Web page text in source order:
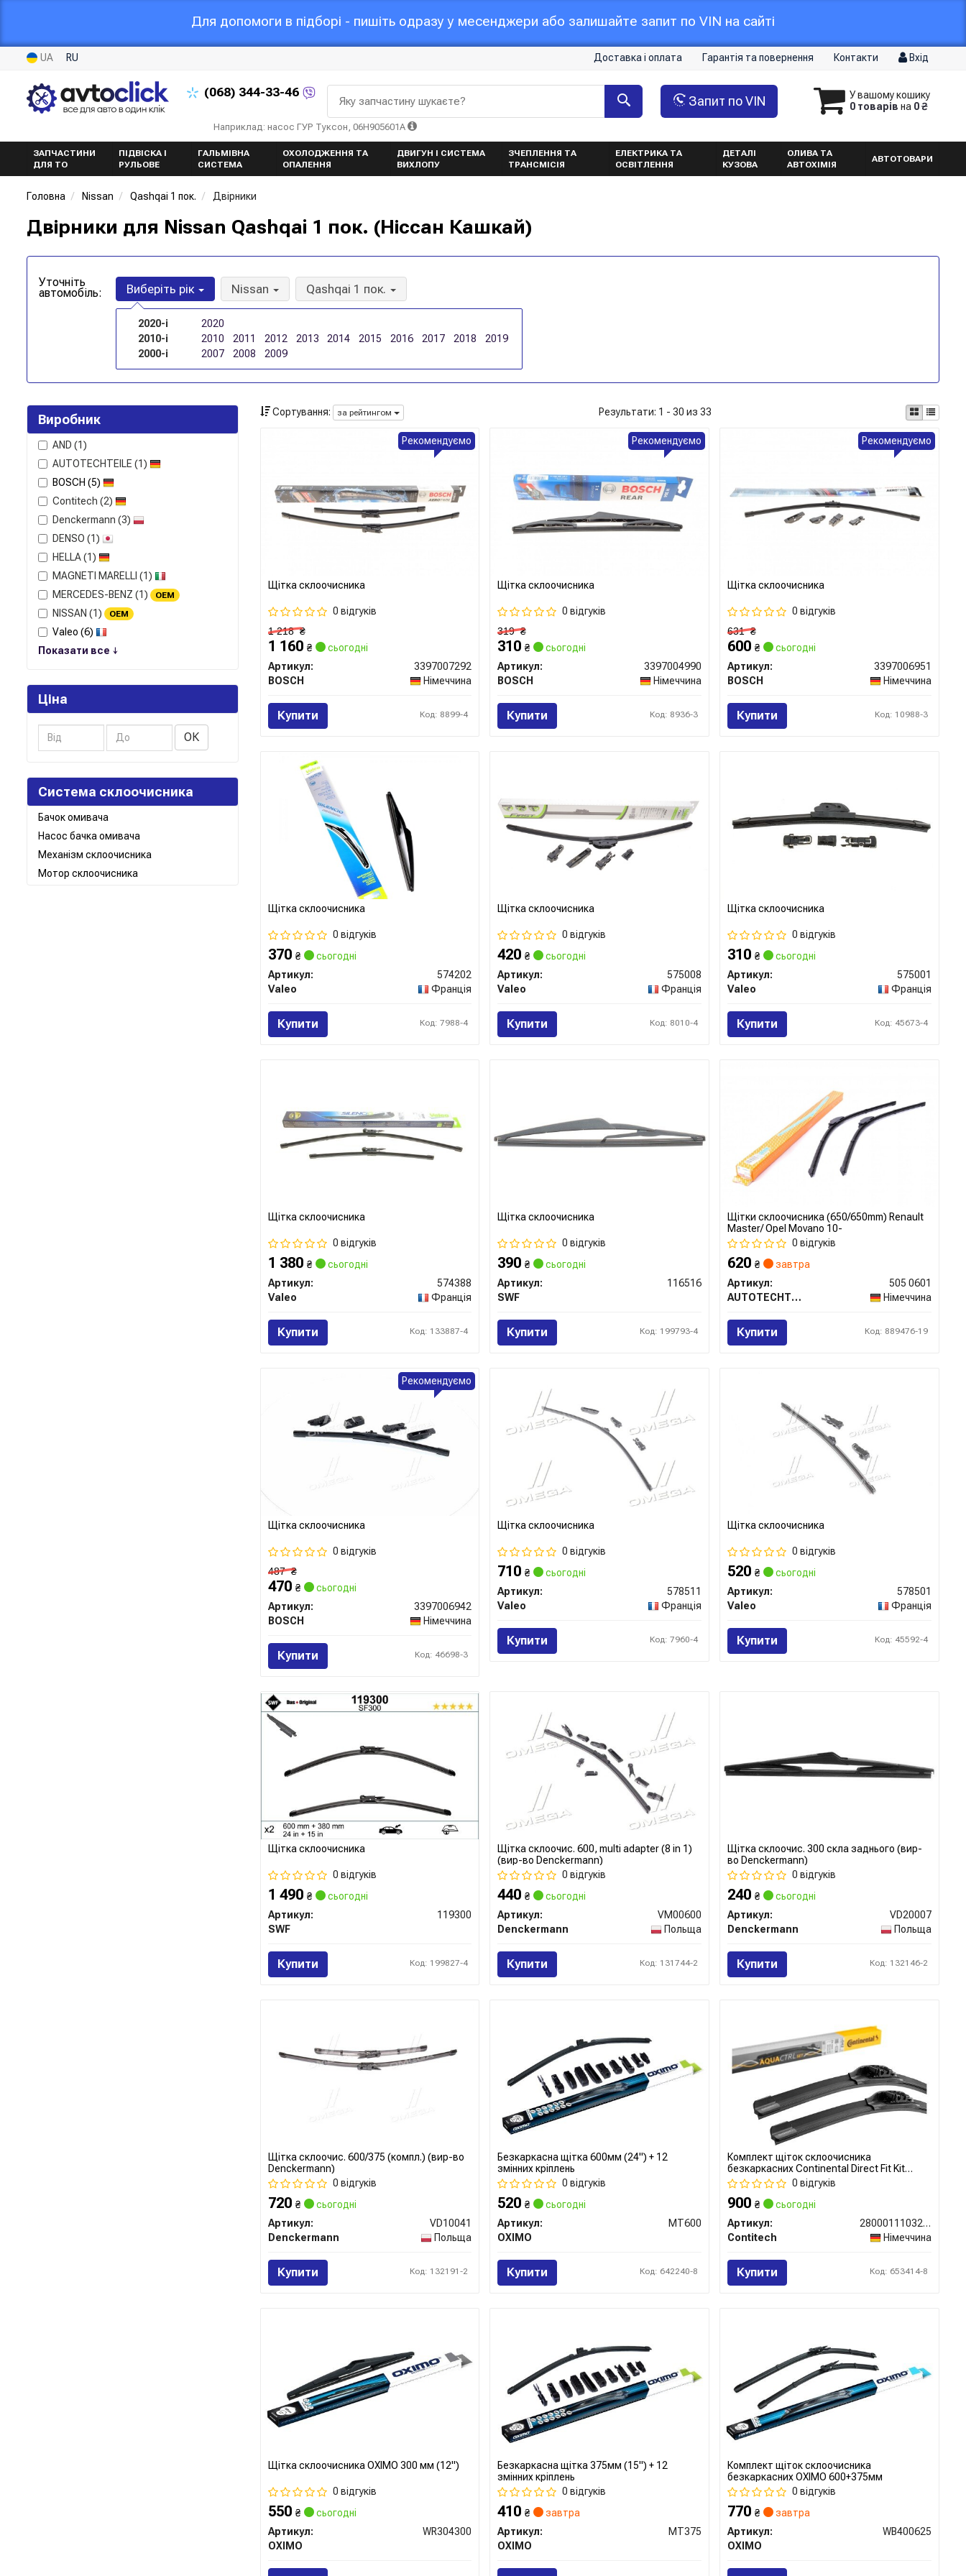
Для допомоги в підборі - пишіть одразу у месенджери або залишайте запит по VIN на сайті
UA RU Доставка і оплата Гарантія та повернення Контакти Вхід
(068) 344-33-46
У вашому кошику
0 товарів на 0 ₴
Запит по VIN
Яку запчастину шукаєте?
Наприклад: насос ГУР Туксон, 06H905601A
ЗАПЧАСТИНИ
ДЛЯ ТО
ПІДВІСКА І
РУЛЬОВЕ
ГАЛЬМІВНА
СИСТЕМА
ОХОЛОДЖЕННЯ ТА
ОПАЛЕННЯ
ДВИГУН І СИСТЕМА
ВИХЛОПУ
ЗЧЕПЛЕННЯ ТА
ТРАНСМІСІЯ
ЕЛЕКТРИКА ТА
ОСВІТЛЕННЯ
ДЕТАЛІ
КУЗОВА
ОЛИВА ТА
АВТОХІМІЯ
АВТОТОВАРИ
Головна Nissan Qashqai 1 пок. Двірники
Двірники для Nissan Qashqai 1 пок. (Ніссан Кашкай)
Уточніть
автомобіль: Виберіть рік
2020-і
2020
2010-і
2010 2011 2012 2013 2014 2015 2016 2017 2018
2019
2000-і
2007 2008 2009
Nissan Qashqai 1 пок.
Виробник
AND (1)
AUTOTECHTEILE (1)
BOSCH (5)
Contitech (2)
Denckermann (3)
DENSO (1)
HELLA(1)
MAGNETI MARELLI (1)
MERCEDES-BENZ (1) OEM
NISSAN (1) OEM
Valeo (6)
Показати все ↓
Ціна
ОК
Система склоочисника
Бачок омивача
Насос бачка омивача
Механізм склоочисника
Мотор склоочисника
Сортування: за рейтингом Результати: 1 - 30 из 33
Щітка склоочисника
0 відгуків
1 218₴
1 160 ₴
сьогодні
Артикул:
3397007292
BOSCH
Німеччина
Купити Код: 8899-4
Рекомендуємо
Щітка склоочисника
0 відгуків
319₴
310₴
сьогодні
Артикул:
3397004990
BOSCH
Німеччина
Купити Код: 8936-3
Рекомендуємо
Щітка склоочисника
0 відгуків
631₴
600₴
сьогодні
Артикул:
3397006951
BOSCH
Німеччина
Купити Код: 10988-3
Рекомендуємо
Щітка склоочисника
0 відгуків
370 ₴
сьогодні
Артикул:
574202
Valeo
Франція
Купити Код: 7988-4
Щітка склоочисника
0 відгуків
420₴
сьогодні
Артикул:
575008
Valeo
Франція
Купити Код: 8010-4
Щітка склоочисника
0 відгуків
310₴
сьогодні
Артикул:
575001
Valeo
Франція
Купити Код: 45673-4
Щітка склоочисника
0 відгуків
1 380 ₴
сьогодні
Артикул:
574388
Valeo
Франція
Купити Код: 133887-4
Щітка склоочисника
0 відгуків
390₴
сьогодні
Артикул:
116516
SWF
Купити Код: 199793-4
Щітки склоочисника (650/650mm) Renault
Master/ Opel Movano 10-
0 відгуків
620₴
завтра
Артикул:
505 0601
AUTOTECHTEILE
Німеччина
Купити Код: 889476-19
Щітка склоочисника
0 відгуків
487₴
470 ₴
сьогодні
Артикул:
3397006942
BOSCH
Німеччина
Купити Код: 46698-3
Рекомендуємо
Щітка склоочисника
0 відгуків
710₴
сьогодні
Артикул:
578511
Valeo
Франція
Купити Код: 7960-4
Щітка склоочисника
0 відгуків
520₴
сьогодні
Артикул:
578501
Valeo
Франція
Купити Код: 45592-4
Щітка склоочисника
0 відгуків
1 490 ₴
сьогодні
Артикул:
119300
SWF
Купити Код: 199827-4
Щітка склоочис. 600, multi adapter (8 in 1)
(вир-во Denckermann)
0 відгуків
440₴
сьогодні
Артикул:
VM00600
Denckermann
Польща
Купити Код: 131744-2
Щітка склоочис. 300 скла заднього (вир-
во Denckermann)
0 відгуків
240₴
сьогодні
Артикул:
VD20007
Denckermann
Польща
Купити Код: 132146-2
Щітка склоочис. 600/375 (компл.) (вир-во
Denckermann)
0 відгуків
720 ₴
сьогодні
Артикул:
VD10041
Denckermann
Польща
Купити Код: 132191-2
Безкаркасна щітка 600мм (24") + 12
змінних кріплень
0 відгуків
520₴
сьогодні
Артикул:
MT600
OXIMO
Купити Код: 642240-8
Комплект щіток склоочисника
безкаркасних Continental Direct Fit Kit
600/400
0 відгуків
900₴
сьогодні
Артикул:
2800011103280
Contitech
Німеччина
Купити Код: 653414-8
Щітка склоочисника OXIMO 300 мм (12")
0 відгуків
550 ₴
сьогодні
Артикул:
WR304300
OXIMO
Безкаркасна щітка 375мм (15") + 12
змінних кріплень
0 відгуків
410₴
завтра
Артикул:
MT375
OXIMO
Комплект щіток склоочисника
безкаркасних OXIMO 600+375мм
0 відгуків
770₴
завтра
Артикул:
WB400625
OXIMO